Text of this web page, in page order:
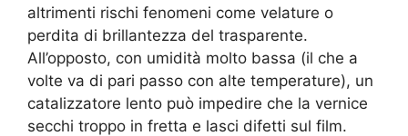
altrimenti rischi fenomeni come velature o
perdita di brillantezza del trasparente.
All’opposto, con umidità molto bassa (il che a
volte va di pari passo con alte temperature), un
catalizzatore lento può impedire che la vernice
secchi troppo in fretta e lasci difetti sul film.